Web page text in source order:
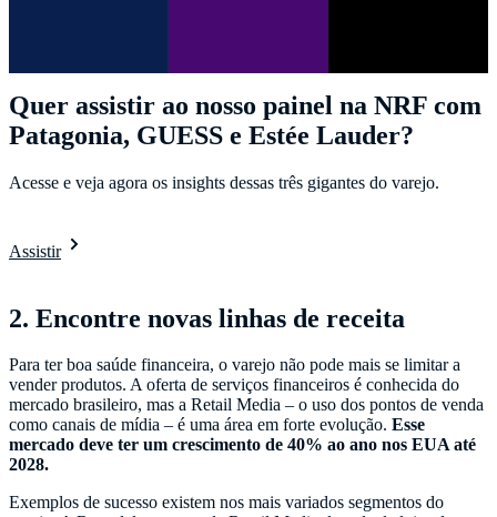
Quer assistir ao nosso painel na NRF com
Patagonia, GUESS e Estée Lauder?
Acesse e veja agora os insights dessas três gigantes do varejo.
Assistir
2. Encontre novas linhas de receita
Para ter boa saúde financeira, o varejo não pode mais se limitar a
vender produtos. A oferta de serviços financeiros é conhecida do
mercado brasileiro, mas a Retail Media – o uso dos pontos de venda
como canais de mídia – é uma área em forte evolução. Esse
mercado deve ter um crescimento de 40% ao ano nos EUA até
2028.
Exemplos de sucesso existem nos mais variados segmentos do